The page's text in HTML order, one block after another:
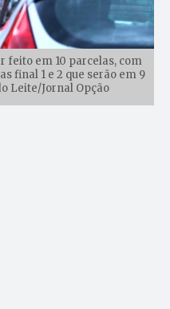
feito em 10 parcelas, com
final 1 e 2 que serão em 9
Leite/Jornal Opção